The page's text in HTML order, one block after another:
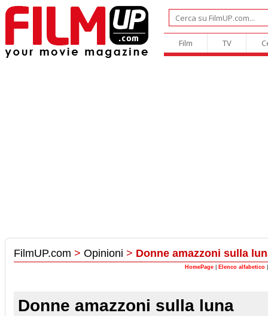
Film TV
FilmUP.com > Opinioni > Donne amazzoni sulla
HomePage Elenco alfabetico
Donne amazzoni sulla luna